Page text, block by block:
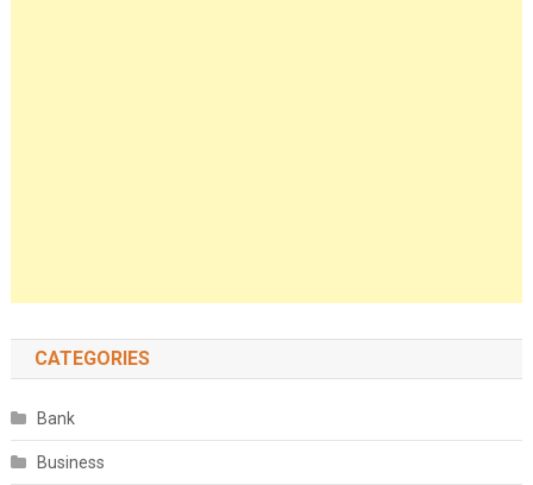
CATEGORIES
Bank
Business